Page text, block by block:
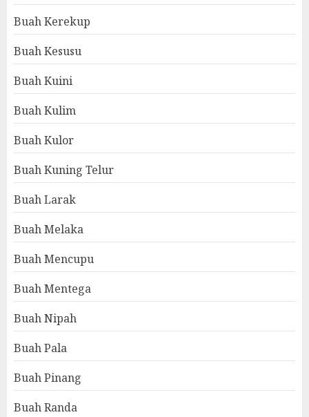
Buah Kerekup
Buah Kesusu
Buah Kuini
Buah Kulim
Buah Kulor
Buah Kuning Telur
Buah Larak
Buah Melaka
Buah Mencupu
Buah Mentega
Buah Nipah
Buah Pala
Buah Pinang
Buah Randa